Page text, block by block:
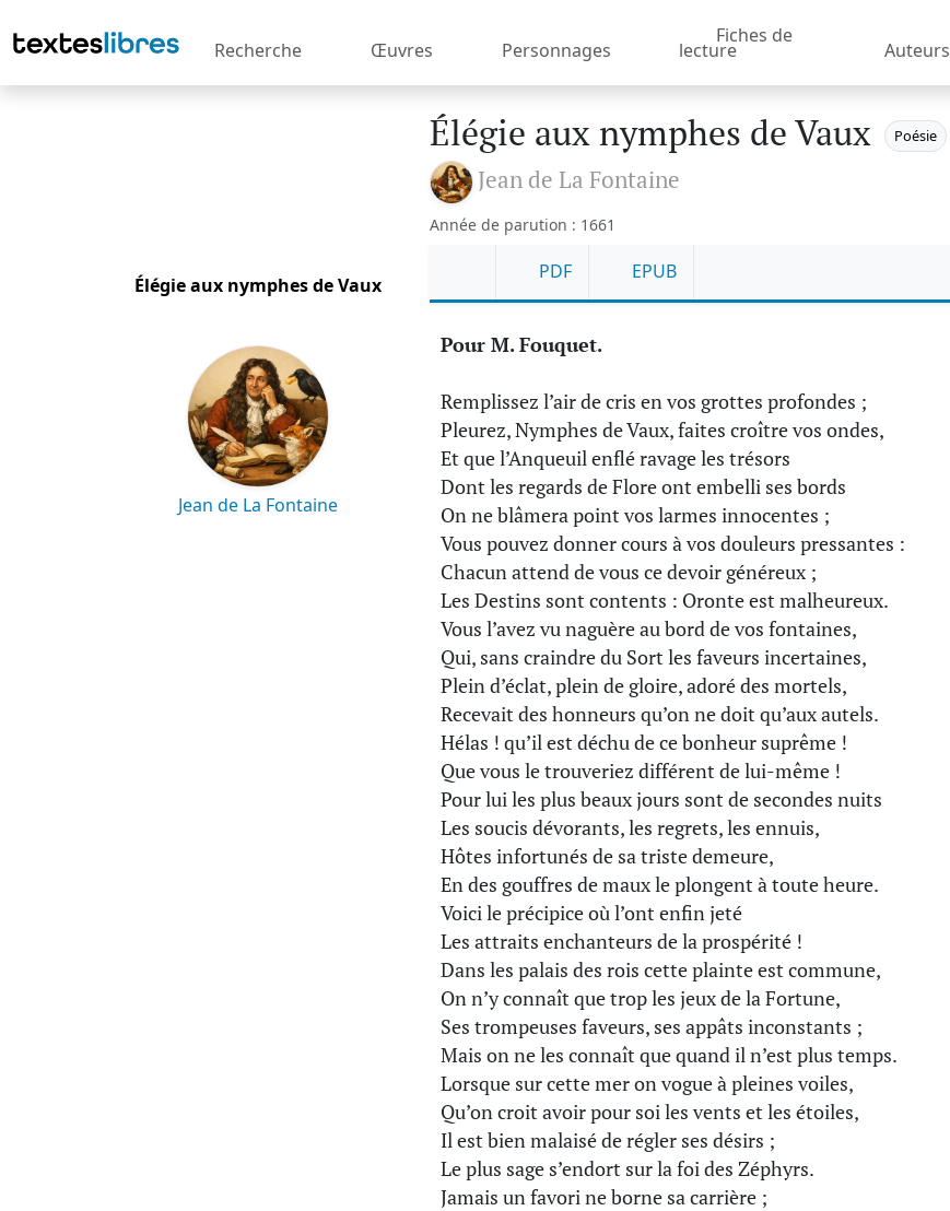
Recherche Œuvres Personnages
Fiches de
lecture Auteurs
Élégie aux nymphes de Vaux
Jean de La Fontaine
Élégie aux nymphes de Vaux Poésie
Jean de La Fontaine
Année de parution : 1661
PDF EPUB
Pour M. Fouquet.
Remplissez l’air de cris en vos grottes profondes ;
Pleurez, Nymphes de Vaux, faites croître vos ondes,
Et que l’Anqueuil enflé ravage les trésors
Dont les regards de Flore ont embelli ses bords
On ne blâmera point vos larmes innocentes ;
Vous pouvez donner cours à vos douleurs pressantes :
Chacun attend de vous ce devoir généreux ;
Les Destins sont contents : Oronte est malheureux.
Vous l’avez vu naguère au bord de vos fontaines,
Qui, sans craindre du Sort les faveurs incertaines,
Plein d’éclat, plein de gloire, adoré des mortels,
Recevait des honneurs qu’on ne doit qu’aux autels.
Hélas ! qu’il est déchu de ce bonheur suprême !
Que vous le trouveriez différent de lui-même !
Pour lui les plus beaux jours sont de secondes nuits
Les soucis dévorants, les regrets, les ennuis,
Hôtes infortunés de sa triste demeure,
En des gouffres de maux le plongent à toute heure.
Voici le précipice où l’ont enfin jeté
Les attraits enchanteurs de la prospérité !
Dans les palais des rois cette plainte est commune,
On n’y connaît que trop les jeux de la Fortune,
Ses trompeuses faveurs, ses appâts inconstants ;
Mais on ne les connaît que quand il n’est plus temps.
Lorsque sur cette mer on vogue à pleines voiles,
Qu’on croit avoir pour soi les vents et les étoiles,
Il est bien malaisé de régler ses désirs ;
Le plus sage s’endort sur la foi des Zéphyrs.
Jamais un favori ne borne sa carrière ;